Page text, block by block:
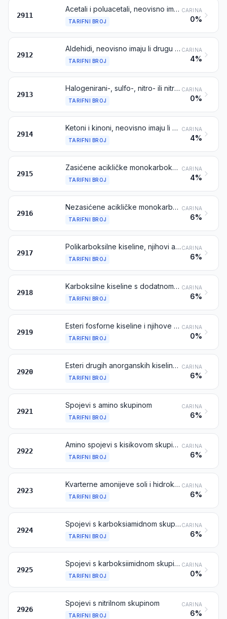
2911
Acetali i poluacetali, neovisno imaju li drugu kisikovu skupinu ili ne, te njihovi halogenirani-, sulfo-, nitro- ili nitrozo-derivati
TARIFNI BROJ
CARINA
0%
2912
Aldehidi, neovisno imaju li drugu kisikovu skupinu ili ne; ciklički polimeri aldehida; paraformaldehid
TARIFNI BROJ
CARINA
4%
2913
Halogenirani-, sulfo-, nitro- ili nitrozo-derivati spojeva iz tarifnog broja 2912
TARIFNI BROJ
CARINA
0%
2914
Ketoni i kinoni, neovisno imaju li drugu kisikovu skupinu ili ne, te njihovi halogenirani-, sulfo-, nitro- ili nitrozo-derivati
TARIFNI BROJ
CARINA
4%
2915
Zasićene acikličke monokarboksilne kiseline i njihovi anhidridi, halogenidi, peroksidi i perkiseline; njihovi halogenirani-, sulfo-, nitro- ili nitrozo-derivati
TARIFNI BROJ
CARINA
4%
2916
Nezasićene acikličke monokarboksilne kiseline, cikličke monokarboksilne kiseline, njihovi anhidridi, halogenidi, peroksidi i perkiseline; njihovi halogenirani-, sulfo-, nitro- ili nitrozo derivati
TARIFNI BROJ
CARINA
6%
2917
Polikarboksilne kiseline, njihovi anhidridi, halogenidi, peroksidi i perkiseline; njihovi halogenirani-, sulfo-, nitro- ili nitrozo derivati
TARIFNI BROJ
CARINA
6%
2918
Karboksilne kiseline s dodatnom kisikovom skupinom i njihovi anhidridi, halogenidi, peroksidi i perkiseline; njihovi halogenirani-, sulfo-, nitro- ili nitrozo derivati
TARIFNI BROJ
CARINA
6%
2919
Esteri fosforne kiseline i njihove soli, uključujući laktofosfate; njihovi halogenirani-, sulfo-, nitro- ili nitrozo derivati
TARIFNI BROJ
CARINA
0%
2920
Esteri drugih anorganskih kiselina nekovina (osim estera vodikovog halogenida) i njihove soli; njihovi halogenirani-, sulfo-, nitro- ili nitrozo derivati
TARIFNI BROJ
CARINA
6%
2921
Spojevi s amino skupinom
TARIFNI BROJ
CARINA
6%
2922
Amino spojevi s kisikovom skupinom
TARIFNI BROJ
CARINA
6%
2923
Kvarterne amonijeve soli i hidroksidi; lecitini i ostali fosfoaminolipidi, neovisno jesu li kemijski određeni ili ne
TARIFNI BROJ
CARINA
6%
2924
Spojevi s karboksiamidnom skupinom; spojevi karboksilne kiseline s amidnom skupinom
TARIFNI BROJ
CARINA
6%
2925
Spojevi s karboksiimidnom skupinom (uključujući saharin i njegove soli) i spojevi s imino skupinom
TARIFNI BROJ
CARINA
0%
2926
Spojevi s nitrilnom skupinom
TARIFNI BROJ
CARINA
6%